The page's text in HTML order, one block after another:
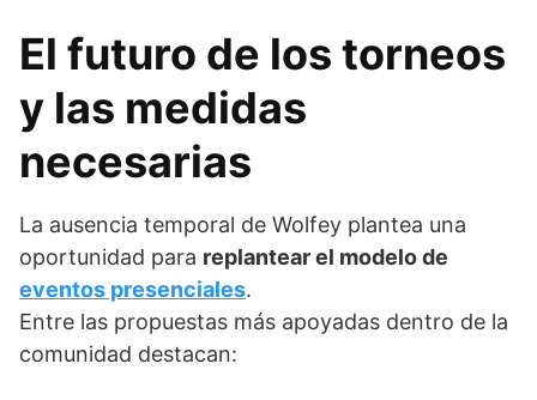
El futuro de los torneos
y las medidas
necesarias
La ausencia temporal de Wolfey plantea una
oportunidad para replantear el modelo de
eventos presenciales.
Entre las propuestas más apoyadas dentro de la
comunidad destacan: